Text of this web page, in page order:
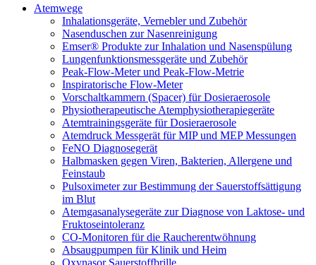
Atemwege
Inhalationsgeräte, Vernebler und Zubehör
Nasenduschen zur Nasenreinigung
Emser® Produkte zur Inhalation und Nasenspülung
Lungenfunktionsmessgeräte und Zubehör
Peak-Flow-Meter und Peak-Flow-Metrie
Inspiratorische Flow-Meter
Vorschaltkammern (Spacer) für Dosieraerosole
Physiotherapeutische Atemphysiotherapiegeräte
Atemtrainingsgeräte für Dosieraerosole
Atemdruck Messgerät für MIP und MEP Messungen
FeNO Diagnosegerät
Halbmasken gegen Viren, Bakterien, Allergene und
Feinstaub
Pulsoximeter zur Bestimmung der Sauerstoffsättigung
im Blut
Atemgasanalysegeräte zur Diagnose von Laktose- und
Fruktoseintoleranz
CO-Monitoren für die Raucherentwöhnung
Absaugpumpen für Klinik und Heim
Oxynasor Sauerstoffbrille